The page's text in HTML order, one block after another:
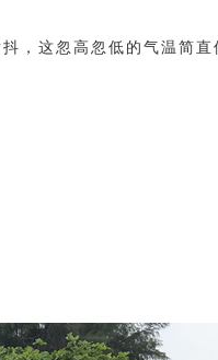
，这忽高忽低的气温简直